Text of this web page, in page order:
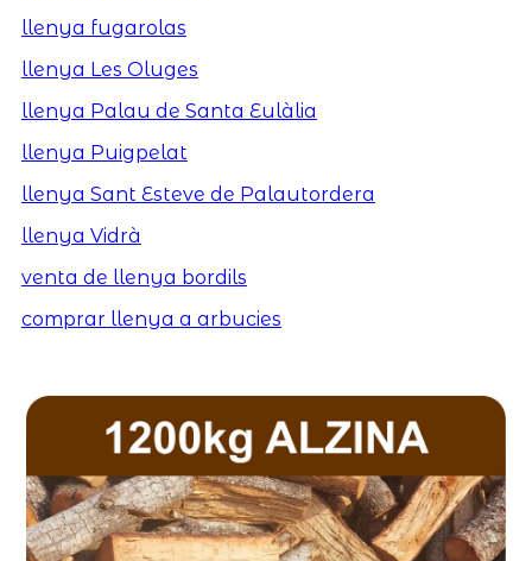
llenya fugarolas
llenya Les Oluges
llenya Palau de Santa Eulàlia
llenya Puigpelat
llenya Sant Esteve de Palautordera
llenya Vidrà
venta de llenya bordils
comprar llenya a arbucies